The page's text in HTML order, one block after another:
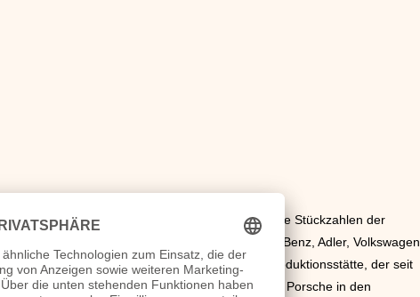
schon etwa 500
herstellen. Die Stückzahlen der
sehr geringen Level. Das betraf Opel, Daimler-Benz, Adler, Volkswagen
im April 1946 der 1.000 Volkswagen die Produktionsstätte, der seit
Freude-Wagen (KdF-Wagen), den Ferdinand Porsche in den